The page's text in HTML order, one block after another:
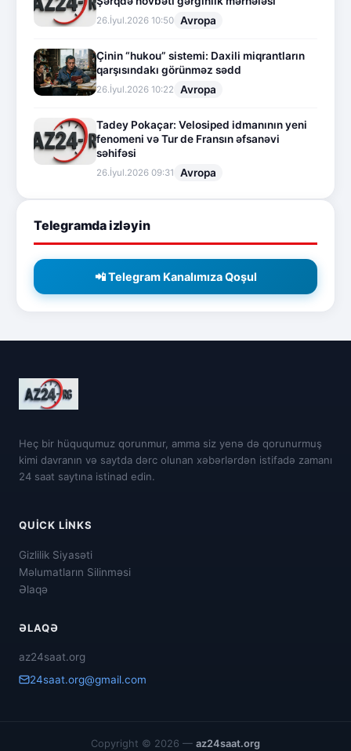
26.İyul.2026 10:50 Avropa
Çinin “hukou” sistemi: Daxili miqrantların
qarşısındakı görünməz sədd
26.İyul.2026 10:22 Avropa
Tadey Pokaçar: Velosiped idmanının yeni
fenomeni və Tur de Fransın əfsanəvi
səhifəsi
26.İyul.2026 09:31 Avropa
Telegramda izləyin
📲 Telegram Kanalımıza Qoşul
Heç bir hüququmuz qorunmur, amma siz yenə də qorunurmuş
kimi davranın və saytda dərc olunan xəbərlərdən istifadə zamanı
24 saat saytına istinad edin.
QUICK LINKS
Gizlilik Siyasəti
Məlumatların Silinməsi
Əlaqə
ƏLAQƏ
az24saat.org
24saat.org@gmail.com
Copyright © 2026 — az24saat.org